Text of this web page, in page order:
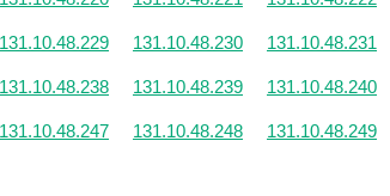
131.10.48.229 131.10.48.230 131.10.48.231
131.10.48.238 131.10.48.239 131.10.48.240
131.10.48.247 131.10.48.248 131.10.48.249